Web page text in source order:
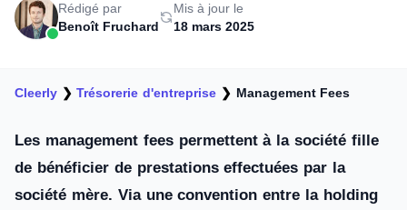
Rédigé par
Benoît Fruchard
Mis à jour le
18 mars 2025
Cleerly ❯Trésorerie d'entreprise ❯ Management Fees
Les management fees permettent à la société fille
de bénéficier de prestations effectuées par la
société mère. Via une convention entre la holding